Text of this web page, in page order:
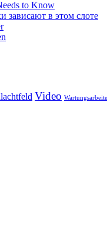
to Know
зависают в этом слоте
Video